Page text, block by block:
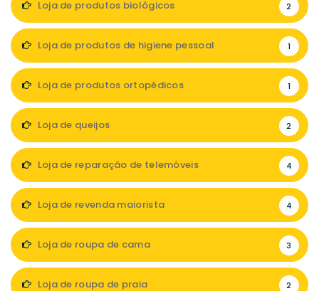
Loja de produtos biológicos 2
Loja de produtos de higiene pessoal 1
Loja de produtos ortopédicos 1
Loja de queijos 2
Loja de reparação de telemóveis 4
Loja de revenda maiorista 4
Loja de roupa de cama 3
Loja de roupa de praia 2